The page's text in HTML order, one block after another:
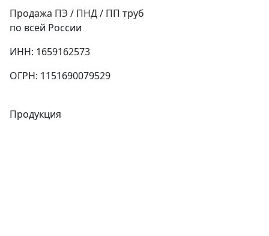
Продажа ПЭ / ПНД / ПП труб
по всей России
ИНН: 1659162573
ОГРН: 1151690079529
Продукция